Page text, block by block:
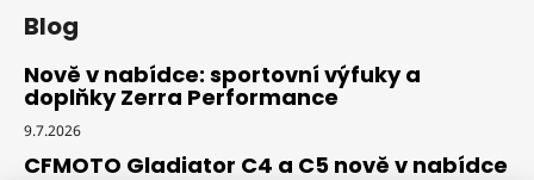
Blog
Nově v nabídce: sportovní výfuky a
doplňky Zerra Performance
9.7.2026
CFMOTO Gladiator C4 a C5 nově v nabídce